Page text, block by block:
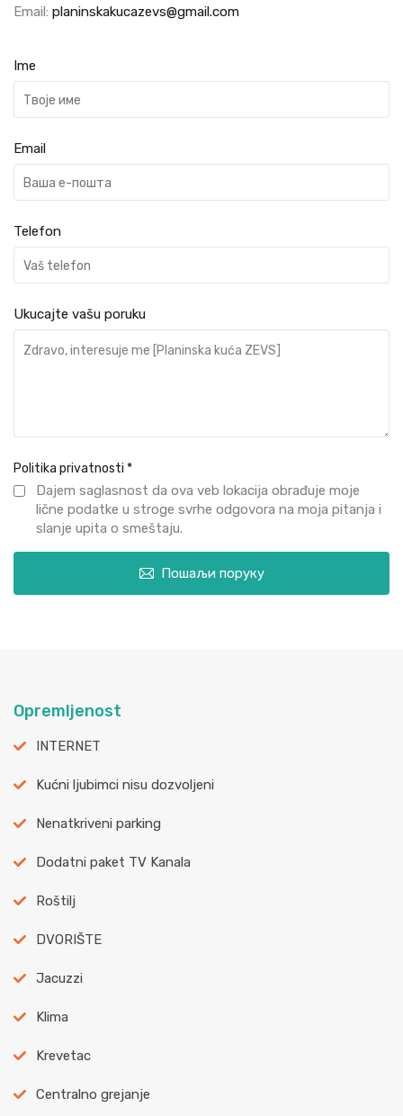
Email: planinskakucazevs@gmail.com
Ime
Email
Telefon
Ukucajte vašu poruku
Politika privatnosti *
Dajem saglasnost da ova veb lokacija obrađuje moje
lične podatke u stroge svrhe odgovora na moja pitanja i
slanje upita o smeštaju.
Пошаљи поруку
Opremljenost
INTERNET
Kućni ljubimci nisu dozvoljeni
Nenatkriveni parking
Dodatni paket TV Kanala
Roštilj
DVORIŠTE
Jacuzzi
Klima
Krevetac
Centralno grejanje